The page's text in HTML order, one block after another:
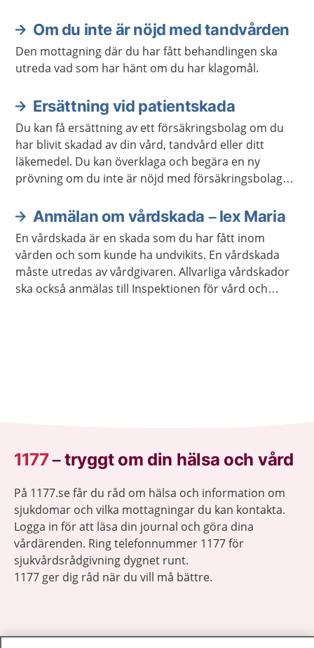
Om du inte är nöjd med tandvården
Den mottagning där du har fått behandlingen ska
utreda vad som har hänt om du har klagomål.
Ersättning vid patientskada
Du kan få ersättning av ett försäkringsbolag om du
har blivit skadad av din vård, tandvård eller ditt
läkemedel. Du kan överklaga och begära en ny
prövning om du inte är nöjd med försäkringsbolagets
Anmälan om vårdskada – lex Maria
En vårdskada är en skada som du har fått inom
vården och som kunde ha undvikits. En vårdskada
måste utredas av vårdgivaren. Allvarliga vårdskador
ska också anmälas till Inspektionen för vård och
1177–tryggt om din hälsa och vård
På 1177.se får du råd om hälsa och information om
sjukdomar och vilka mottagningar du kan kontakta.
Logga in för att läsa din journal och göra dina
vårdärenden. Ring telefonnummer 1177 för
sjukvårdsrådgivning dygnet runt.
1177 ger dig råd när du vill må bättre.